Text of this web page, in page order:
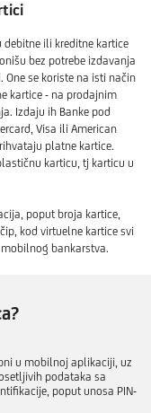
ili kreditne kartice
bez potrebe izdavanja
se koriste na isti način
kartice - na prodajnim
Izdaju ih Banke pod
Visa ili American
platne kartice.
karticu, tj karticu u
poput broja kartice,
kod virtuelne kartice svi
bankarstva.
u mobilnoj aplikaciji, uz
podataka sa
poput unosa PIN-